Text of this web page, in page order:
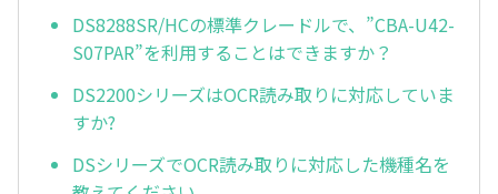
DS8288SR/HCの標準クレードルで、”CBA-U42-
S07PAR”を利用することはできますか？
DS2200シリーズはOCR読み取りに対応していま
すか?
DSシリーズでOCR読み取りに対応した機種名を